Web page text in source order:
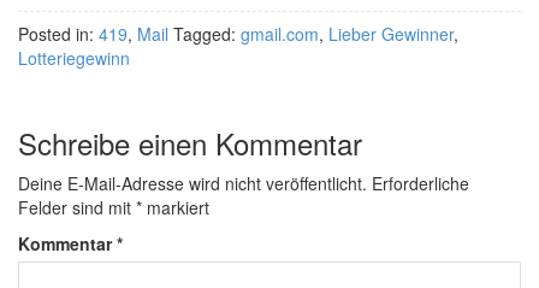
Posted in: 419, Mail Tagged: gmail.com, Lieber Gewinner,
Lotteriegewinn
Schreibe einen Kommentar
Deine E-Mail-Adresse wird nicht veröffentlicht. Erforderliche
Felder sind mit * markiert
Kommentar*